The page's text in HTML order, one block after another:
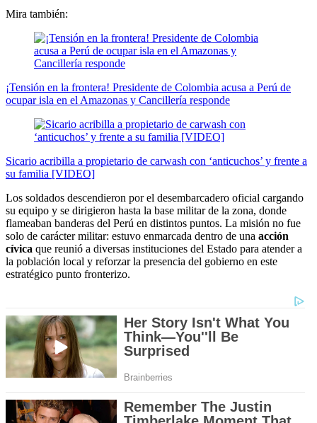
Mira también:
¡Tensión en la frontera! Presidente de Colombia acusa a Perú de
ocupar isla en el Amazonas y Cancillería responde
Sicario acribilla a propietario de carwash con ‘anticuchos’ y frente a
su familia [VIDEO]
Los soldados descendieron por el desembarcadero oficial cargando
su equipo y se dirigieron hasta la base militar de la zona, donde
flameaban banderas del Perú en distintos puntos. La misión no fue
solo de carácter militar: estuvo enmarcada dentro de una acción
cívica que reunió a diversas instituciones del Estado para atender a
la población local y reforzar la presencia del gobierno en este
estratégico punto fronterizo.